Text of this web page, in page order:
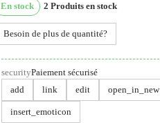
En stock 2 Produits en stock
Besoin de plus de quantité?
securityPaiement sécurisé
add
link edit open_in_new
insert_emoticon